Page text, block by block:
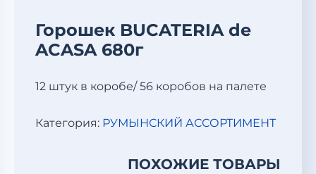
Горошек BUCATERIA de
ACASA 680г
12 штук в коробе/ 56 коробов на палете
Категория: РУМЫНСКИЙ АССОРТИМЕНТ
ПОХОЖИЕ ТОВАРЫ